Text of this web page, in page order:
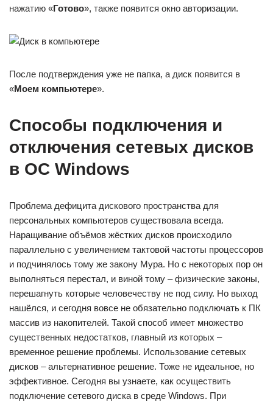
нажатию «Готово», также появится окно авторизации.
После подтверждения уже не папка, а диск появится в
«Моем компьютере».
Способы подключения и
отключения сетевых дисков
в ОС Windows
Проблема дефицита дискового пространства для
персональных компьютеров существовала всегда.
Наращивание объёмов жёстких дисков происходило
параллельно с увеличением тактовой частоты процессоров
и подчинялось тому же закону Мура. Но с некоторых пор он
выполняться перестал, и виной тому – физические законы,
перешагнуть которые человечеству не под силу. Но выход
нашёлся, и сегодня вовсе не обязательно подключать к ПК
массив из накопителей. Такой способ имеет множество
существенных недостатков, главный из которых –
временное решение проблемы. Использование сетевых
дисков – альтернативное решение. Тоже не идеальное, но
эффективное. Сегодня вы узнаете, как осуществить
подключение сетевого диска в среде Windows. При